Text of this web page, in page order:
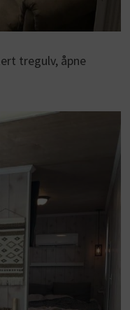
tregulv, åpne